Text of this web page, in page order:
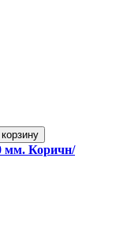
мм. Коричн/